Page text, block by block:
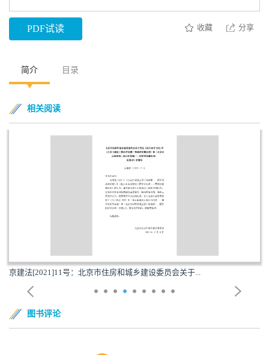
PDF试读 收藏 分享
简介 目录
相关阅读
京建法[2021]11号：北京市住房和城乡建设委员会关于...
图书评论